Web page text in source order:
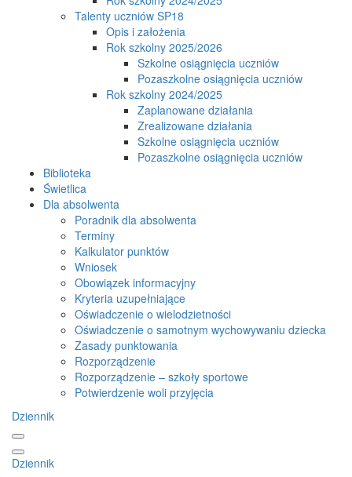
Talenty uczniów SP18
Opis i założenia
Rok szkolny 2025/2026
Szkolne osiągnięcia uczniów
Pozaszkolne osiągnięcia uczniów
Rok szkolny 2024/2025
Zaplanowane działania
Zrealizowane działania
Szkolne osiągnięcia uczniów
Pozaszkolne osiągnięcia uczniów
Biblioteka
Świetlica
Dla absolwenta
Poradnik dla absolwenta
Terminy
Kalkulator punktów
Wniosek
Obowiązek informacyjny
Kryteria uzupełniające
Oświadczenie o wielodzietności
Oświadczenie o samotnym wychowywaniu dziecka
Zasady punktowania
Rozporządzenie
Rozporządzenie – szkoły sportowe
Potwierdzenie woli przyjęcia
Dziennik
Dziennik